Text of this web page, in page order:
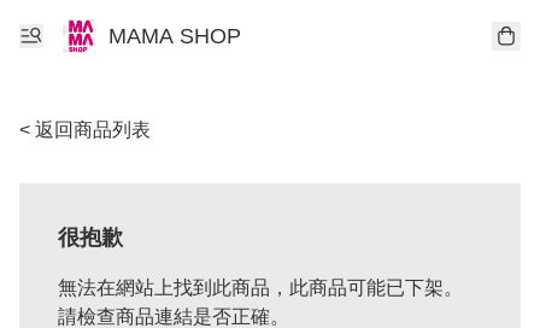
MAMA SHOP
< 返回商品列表
很抱歉
無法在網站上找到此商品，此商品可能已下架。
請檢查商品連結是否正確。